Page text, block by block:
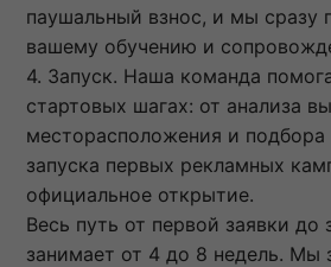
паушальный взнос, и мы сразу
вашему обучению и
4. Запуск. Наша команда
стартовых шагах: от анализа
месторасположения и
запуска первых рекламных
официальное открытие.
Весь путь от первой заявки до
занимает от 4 до 8 недель. Мы